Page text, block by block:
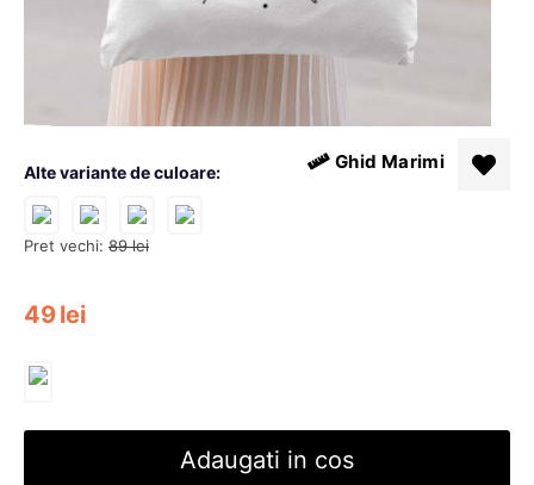
Pret vechi: 89 lei
49lei
Alte variante de culoare: Ghid Marimi
Adaugati in cos